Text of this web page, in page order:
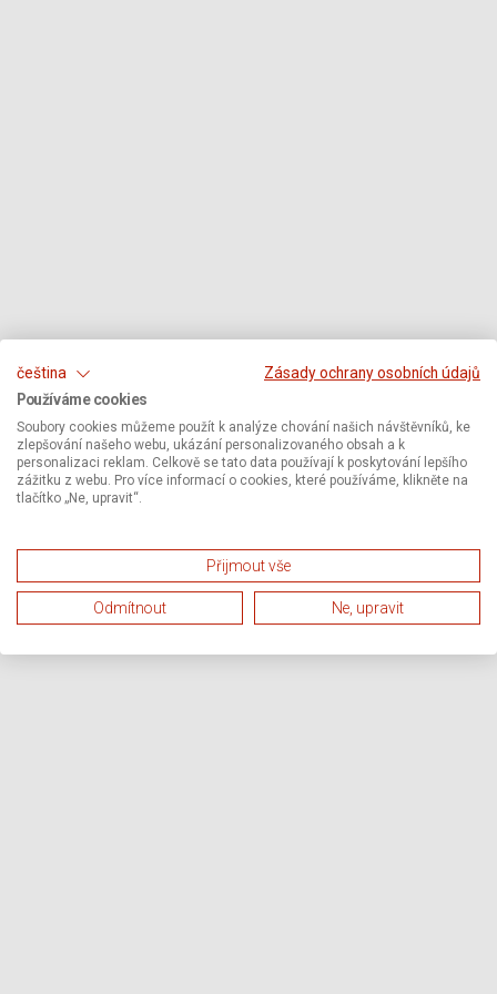
čeština
Zásady ochrany osobních údajů
Používáme cookies
Soubory cookies můžeme použít k analýze chování našich návštěvníků, ke
zlepšování našeho webu, ukázání personalizovaného obsah a k
personalizaci reklam. Celkově se tato data používají k poskytování lepšího
zážitku z webu. Pro více informací o cookies, které používáme, klikněte na
tlačítko „Ne, upravit“.
Přijmout vše
Odmítnout Ne, upravit